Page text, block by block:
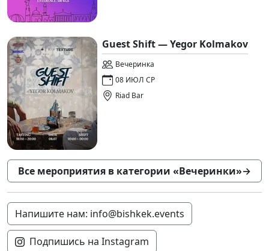
Guest Shift — Yegor Kolmakov
Вечеринка
08 ИЮЛ СР
Riad Bar
Все мероприятия в категории «Вечеринки»→
Напишите нам: info@bishkek.events
Подпишись на Instagram